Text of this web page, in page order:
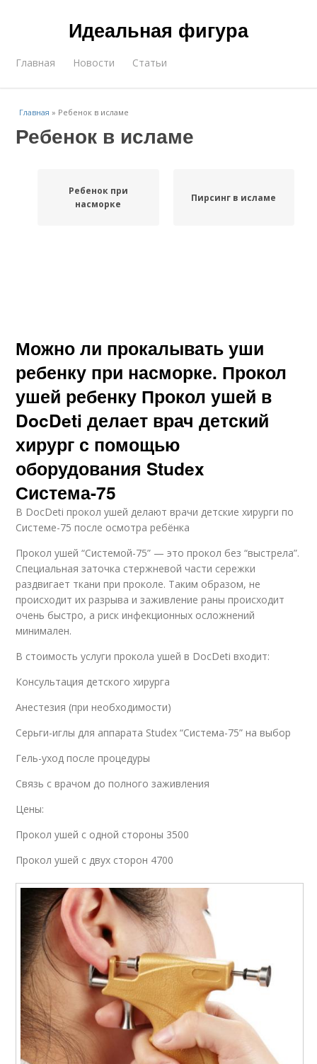
Идеальная фигура
Главная Новости Статьи
Главная » Ребенок в исламе
Ребенок в исламе
Ребенок при
насморке
Пирсинг в исламе
Можно ли прокалывать уши
ребенку при насморке. Прокол
ушей ребенку Прокол ушей в
DocDeti делает врач детский
хирург с помощью
оборудования Studex
Система-75
В DocDeti прокол ушей делают врачи детские хирурги по
Системе-75 после осмотра ребёнка
Прокол ушей “Системой-75” — это прокол без “выстрела”.
Специальная заточка стержневой части сережки
раздвигает ткани при проколе. Таким образом, не
происходит их разрыва и заживление раны происходит
очень быстро, а риск инфекционных осложнений
минимален.
В стоимость услуги прокола ушей в DocDeti входит:
Консультация детского хирурга
Анестезия (при необходимости)
Серьги-иглы для аппарата Studex “Система-75” на выбор
Гель-уход после процедуры
Связь с врачом до полного заживления
Цены:
Прокол ушей с одной стороны 3500
Прокол ушей с двух сторон 4700